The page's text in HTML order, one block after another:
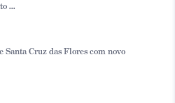
...
Santa Cruz das Flores com novo